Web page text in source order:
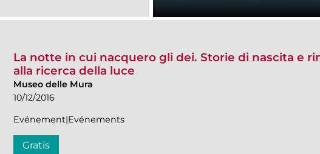
La notte in cui nacquero gli dei. Storie di nascita e
alla ricerca della luce
Museo delle Mura
10/12/2016
Evénement|Evénements
Gratis